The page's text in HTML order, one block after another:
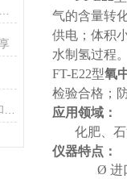
气的含量转
供电；体积
水制氢过程
FT-E22型氧
检验合格；
应用领域：
化肥、
仪器特点：
Ø 进